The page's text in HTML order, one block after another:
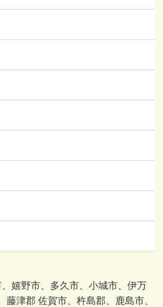
嬉野市、多久市、小城市、伊万
藤津郡 佐賀市、杵島郡、鹿島市、